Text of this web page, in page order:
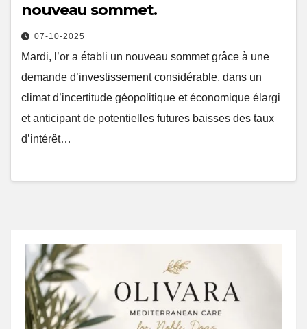
nouveau sommet.
07-10-2025
Mardi, l’or a établi un nouveau sommet grâce à une
demande d’investissement considérable, dans un
climat d’incertitude géopolitique et économique élargi
et anticipant de potentielles futures baisses des taux
d’intérêt…